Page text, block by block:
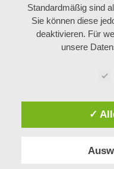
Standardmäßig sind
Sie können diese
deaktivieren. Für
unsere
✓